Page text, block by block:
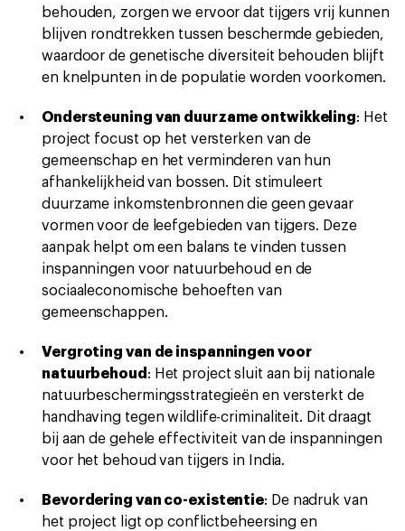
behouden, zorgen we ervoor dat tijgers vrij kunnen
blijven rondtrekken tussen beschermde gebieden,
waardoor de genetische diversiteit behouden blijft
en knelpunten in de populatie worden voorkomen.
Ondersteuning van duurzame ontwikkeling: Het
project focust op het versterken van de
gemeenschap en het verminderen van hun
afhankelijkheid van bossen. Dit stimuleert
duurzame inkomstenbronnen die geen gevaar
vormen voor de leefgebieden van tijgers. Deze
aanpak helpt om een balans te vinden tussen
inspanningen voor natuurbehoud en de
sociaaleconomische behoeften van
gemeenschappen.
Vergroting van de inspanningen voor
natuurbehoud : Het project sluit aan bij nationale
natuurbeschermingsstrategieën en versterkt de
handhaving tegen wildlife-criminaliteit. Dit draagt
bij aan de gehele effectiviteit van de inspanningen
voor het behoud van tijgers in India.
Bevordering van co-existentie: De nadruk van
het project ligt op conflictbeheersing en